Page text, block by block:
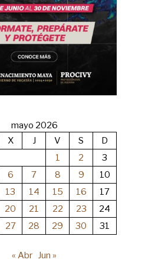
mayo 2026
X J V S
D
1
2
3
6 7 8 9
10
13 14 15 16
17
20 21 22 23
24
27 28 29 30 31
« Abr Jun »